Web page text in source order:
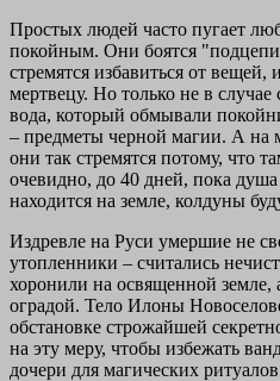
Простых людей часто пугает
покойным. Они боятся
стремятся избавиться от
мертвецу. Но только не в
вода, который обмывали
– предметы черной магии. А на
они так стремятся потому, что
очевидно, до 40 дней, пока
находится на земле, колдуны
Издревле на Руси умершие не
утопленники – считались
хоронили на освященной земле,
оградой. Тело Илоны
обстановке строжайшей
на эту меру, чтобы избежать
дочери для магических